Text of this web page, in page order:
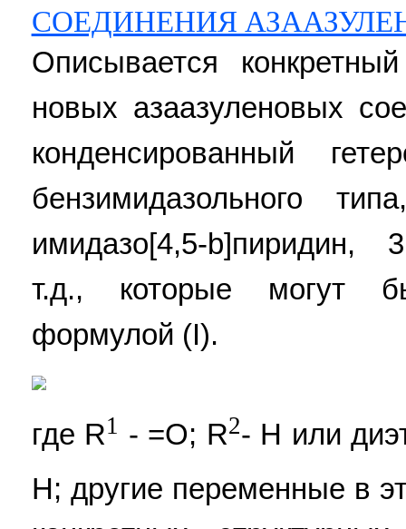
СОЕДИНЕНИЯ
Описывается
новых азаазуленовых
конденсированный
бензимидазольного
имидазо[4,5-b]пиридин,
т.д., которые могут
формулой (I).
где R1 - =О; R2- Н или
Н; другие переменные в